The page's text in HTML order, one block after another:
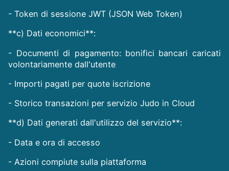
- Token di sessione JWT (JSON Web Token)
**c) Dati economici**:
- Documenti di pagamento: bonifici bancari caricati
volontariamente dall'utente
- Importi pagati per quote iscrizione
- Storico transazioni per servizio Judo in Cloud
**d) Dati generati dall'utilizzo del servizio**:
- Data e ora di accesso
- Azioni compiute sulla piattaforma